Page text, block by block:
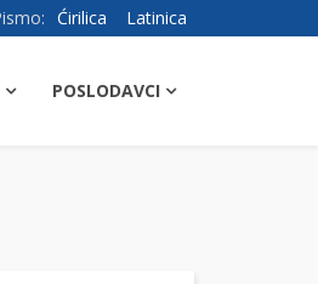
Ćirilica Latinica
POSLODAVCI